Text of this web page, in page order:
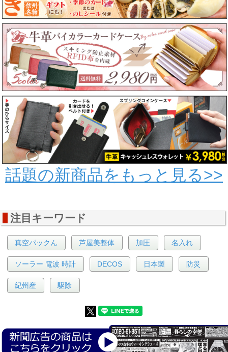
話題の新商品をもっと見る>>
注目キーワード
真空パックん 芦屋美整体 加圧 名入れ
ソーラー 電波 時計 DECOS 日本製 防災
紀州産 駆除